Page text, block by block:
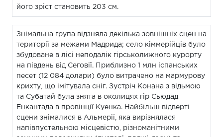
його зріст становить 203 см.
Знімальна група відзняла декілька зовнішніх сцен на
території за межами Мадрида; село кіммерійців було
збудоване в лісі неподалік гірськолижного курорту
на південь від Сеговії. Приблизно 1 млн іспанських
песет (12 084 долари) було витрачено на мармурову
крихту, що імітувала сніг. Зустріч Конана з відьмою
та Субатай була знята в околицях гір Сьюдад
Енкантада в провінції Куенка. Найбільш відверті
сцени знімалися в Альмерії, яка вирізнялася
напівпустельною місцевістю, різноманітними